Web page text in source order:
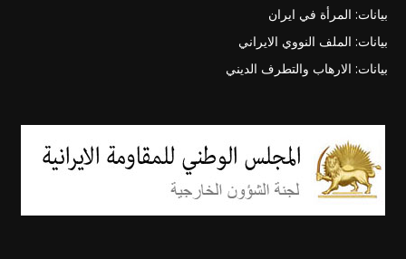
بيانات: المرأة في ايران
بيانات: الملف النووي الايراني
بيانات: الارهاب والتطرف الديني